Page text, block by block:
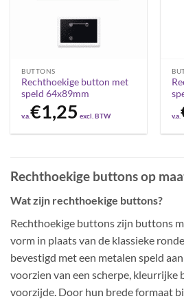
BUTTONS
Rechthoekige button met
speld 64x89mm
v.a.€1,25 excl. BTW v.a.
Rechthoekige buttons op
Wat zijn rechthoekige buttons?
Rechthoekige buttons zijn buttons
vorm in plaats van de klassieke
bevestigd met een metalen speld
voorzien van een scherpe, kleurrijke
voorzijde. Door hun brede formaat